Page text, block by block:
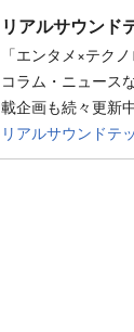
リアルサウンド
「エンタメ×テク
コラム・ニュース
載企画も続々更新
リアルサウンドテ